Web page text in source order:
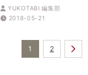
保 「てぬぐいアート展」
2018年6月末まで開催中
YUKOTABI 編集部
2018-05-21
1 2